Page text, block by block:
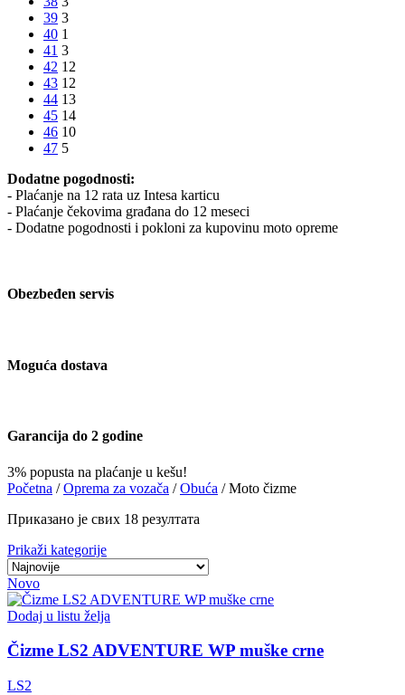
39 3
40 1
41 3
42 12
43 12
44 13
45 14
46 10
47 5
Dodatne pogodnosti:
- Plaćanje na 12 rata uz Intesa karticu
- Plaćanje čekovima građana do 12 meseci
- Dodatne pogodnosti i pokloni za kupovinu moto opreme
Obezbeđen servis
Moguća dostava
Garancija do 2 godine
3% popusta na plaćanje u kešu!
Početna /Oprema za vozača /Obuća /Moto čizme
Приказано је свих 18 резултата
Prikaži kategorije
Novo
Dodaj u listu želja
Čizme LS2 ADVENTURE WP muške crne
LS2